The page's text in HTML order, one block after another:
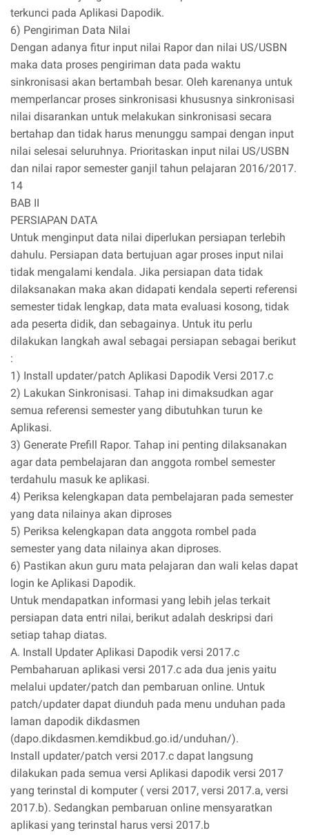
terkunci pada Aplikasi Dapodik.
6) Pengiriman Data Nilai
Dengan adanya fitur input nilai Rapor dan nilai US/USBN
maka data proses pengiriman data pada waktu
sinkronisasi akan bertambah besar. Oleh karenanya untuk
memperlancar proses sinkronisasi khususnya sinkronisasi
nilai disarankan untuk melakukan sinkronisasi secara
bertahap dan tidak harus menunggu sampai dengan input
nilai selesai seluruhnya. Prioritaskan input nilai US/USBN
dan nilai rapor semester ganjil tahun pelajaran 2016/2017.
14
BAB II
PERSIAPAN DATA
Untuk menginput data nilai diperlukan persiapan terlebih
dahulu. Persiapan data bertujuan agar proses input nilai
tidak mengalami kendala. Jika persiapan data tidak
dilaksanakan maka akan didapati kendala seperti referensi
semester tidak lengkap, data mata evaluasi kosong, tidak
ada peserta didik, dan sebagainya. Untuk itu perlu
dilakukan langkah awal sebagai persiapan sebagai berikut
:
1) Install updater/patch Aplikasi Dapodik Versi 2017.c
2) Lakukan Sinkronisasi. Tahap ini dimaksudkan agar
semua referensi semester yang dibutuhkan turun ke
Aplikasi.
3) Generate Prefill Rapor. Tahap ini penting dilaksanakan
agar data pembelajaran dan anggota rombel semester
terdahulu masuk ke aplikasi.
4) Periksa kelengkapan data pembelajaran pada semester
yang data nilainya akan diproses
5) Periksa kelengkapan data anggota rombel pada
semester yang data nilainya akan diproses.
6) Pastikan akun guru mata pelajaran dan wali kelas dapat
login ke Aplikasi Dapodik.
Untuk mendapatkan informasi yang lebih jelas terkait
persiapan data entri nilai, berikut adalah deskripsi dari
setiap tahap diatas.
A. Install Updater Aplikasi Dapodik versi 2017.c
Pembaharuan aplikasi versi 2017.c ada dua jenis yaitu
melalui updater/patch dan pembaruan online. Untuk
patch/updater dapat diunduh pada menu unduhan pada
laman dapodik dikdasmen
(dapo.dikdasmen.kemdikbud.go.id/unduhan/).
Install updater/patch versi 2017.c dapat langsung
dilakukan pada semua versi Aplikasi dapodik versi 2017
yang terinstal di komputer ( versi 2017, versi 2017.a, versi
2017.b). Sedangkan pembaruan online mensyaratkan
aplikasi yang terinstal harus versi 2017.b